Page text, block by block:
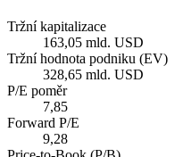
Tržní kapitalizace
163,05 mld. USD
Tržní hodnota podniku (EV)
328,65 mld. USD
P/E poměr
7,85
Forward P/E
9,28